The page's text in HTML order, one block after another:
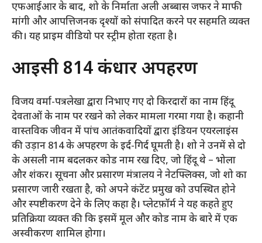
एफआईआर के बाद, शो के निर्माता अली अब्बास जफर ने माफी
मांगी और आपत्तिजनक दृश्यों को संपादित करने पर सहमति व्यक्त
की। यह प्राइम वीडियो पर स्ट्रीम होता रहता है।
आईसी 814 कंधार अपहरण
विजय वर्मा-पत्रलेखा द्वारा निभाए गए दो किरदारों का नाम हिंदू
देवताओं के नाम पर रखने को लेकर मामला गरमा गया है। कहानी
वास्तविक जीवन में पांच आतंकवादियों द्वारा इंडियन एयरलाइंस
की उड़ान 814 के अपहरण के इर्द-गिर्द घूमती है। शो ने उनमें से दो
के असली नाम बदलकर कोड नाम रख दिए, जो हिंदू थे – भोला
और शंकर। सूचना और प्रसारण मंत्रालय ने नेटफ्लिक्स, जो शो का
प्रसारण जारी रखता है, को अपने कंटेंट प्रमुख को उपस्थित होने
और स्पष्टीकरण देने के लिए कहा है। प्लेटफ़ॉर्म ने यह कहते हुए
प्रतिक्रिया व्यक्त की कि इसमें मूल और कोड नाम के बारे में एक
अस्वीकरण शामिल होगा।